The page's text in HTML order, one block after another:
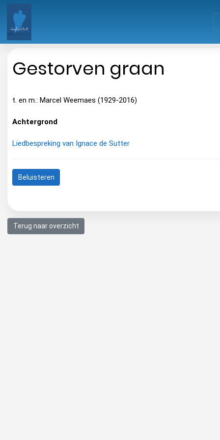
Gestorven graan
t. en m.: Marcel Weemaes (1929-2016)
Achtergrond
Liedbespreking van Ignace de Sutter
Beluisteren
Terug naar overzicht